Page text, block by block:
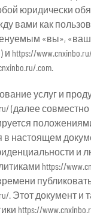
юридически
вами как
«вы»,
https://
.com.
услуг и
(далее
настоящем
и
https://
. Этот документ и
https://